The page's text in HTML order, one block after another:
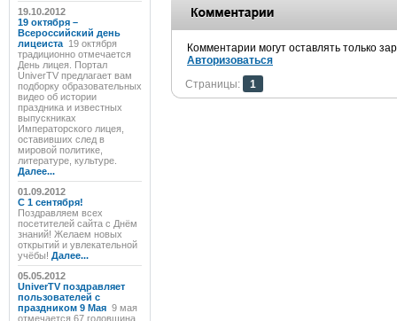
19.10.2012
19 октября –
Всероссийский день
лицеиста 19 октября
традиционно отмечается
День лицея. Портал
UniverTV предлагает вам
подборку образовательных
видео об истории
праздника и известных
выпускниках
Императорского лицея,
оставивших след в
мировой политике,
литературе, культуре.
Далее...
01.09.2012
C 1 сентября!
Поздравляем всех
посетителей сайта с Днём
знаний! Желаем новых
открытий и увлекательной
учёбы! Далее...
05.05.2012
UniverTV поздравляет
пользователей с
праздником 9 Мая 9 мая
отмечается 67 годовщина
Комментарии могут оставлять только
Авторизоваться
Страницы:
1